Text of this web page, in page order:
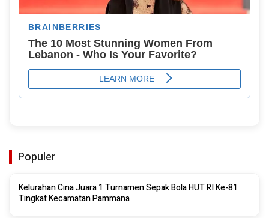
Populer
Kelurahan Cina Juara 1 Turnamen Sepak Bola HUT RI Ke-81
Tingkat Kecamatan Pammana